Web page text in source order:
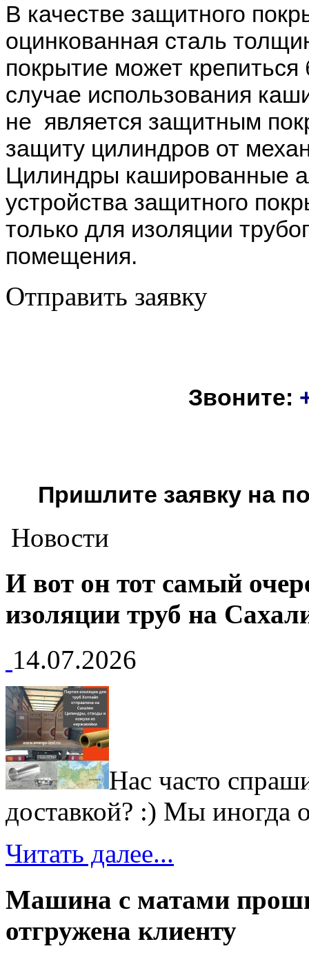
В качестве защитного
оцинкованная сталь
покрытие может
случае использования
не является защитным
защиту цилиндров от
Цилиндры кашированные
устройства защитного
только для изоляции
помещения.
Отправить заявку
Звоните:
Пришлите заявку на
Новости
И вот он тот самый
изоляции труб на
14.07.2026
Нас часто
доставкой? :) Мы иногда
Читать далее...
Машина с матами
отгружена клиенту